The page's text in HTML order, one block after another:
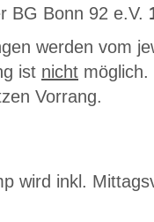
BG Bonn 92 e.V.
werden vom
ist nicht
Vorrang.
wird inkl.